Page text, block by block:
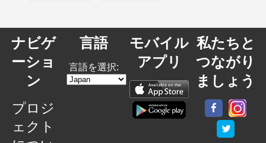
ナビゲ
ーショ
ン
プロジ
ェクト
言語
言語を選択:
モバイル
アプリ
私たちと
つながり
ましょう